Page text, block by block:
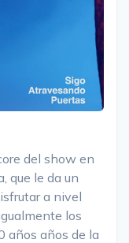
del show en
que le da un
a nivel
los
años años de la